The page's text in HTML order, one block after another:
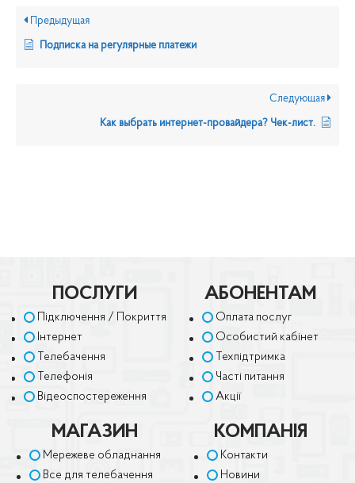
Предыдущая
Подписка на регулярные платежи
Следующая
Как выбрать интернет-провайдера? Чек-лист.
ПОСЛУГИ
Підключення / Покриття
Інтернет
Телебачення
Телефонія
Відеоспостереження
АБОНЕНТАМ
Оплата послуг
Особистий кабінет
Техпідтримка
Часті питання
Акції
МАГАЗИН
Мережеве обладнання
Все для телебачення
КОМПАНІЯ
Контакти
Новини